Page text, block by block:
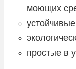
моющих
простые в